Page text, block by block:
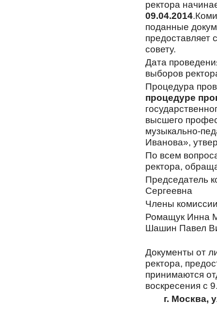
ректора
09.04.2014
поданные
предоставляет
совету.
Дата
выборов
Процедура
процедуре
высшего
музыкально-
Иванова»,
По всем
ректора,
Председатель
Сергеевна
Члены
Ромащук Инна
Шашин Павел
Документы от
ректора,
принимаются
воскресения с
г. Москва,